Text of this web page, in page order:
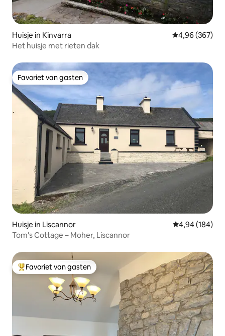
Huisje in Kinvarra Gemiddelde
4,96 (367)
Het huisje met rieten dak
Favoriet van gasten
Favoriet van gasten
Huisje in Liscannor Gemiddelde
4,94 (184)
Tom's Cottage – Moher, Liscannor
Topfavoriet van gasten
Favoriet van gasten